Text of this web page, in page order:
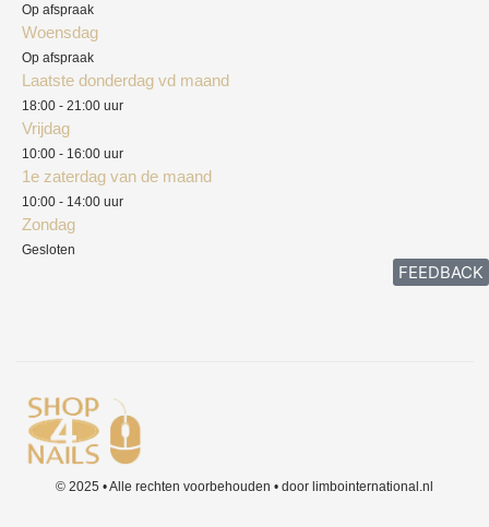
Op afspraak
Woensdag
Op afspraak
Laatste donderdag vd maand
18:00 - 21:00 uur
Vrijdag
10:00 - 16:00 uur
1e zaterdag van de maand
10:00 - 14:00 uur
Zondag
Gesloten
© 2025 • Alle rechten voorbehouden • door limbointernational.nl
FEEDBACK